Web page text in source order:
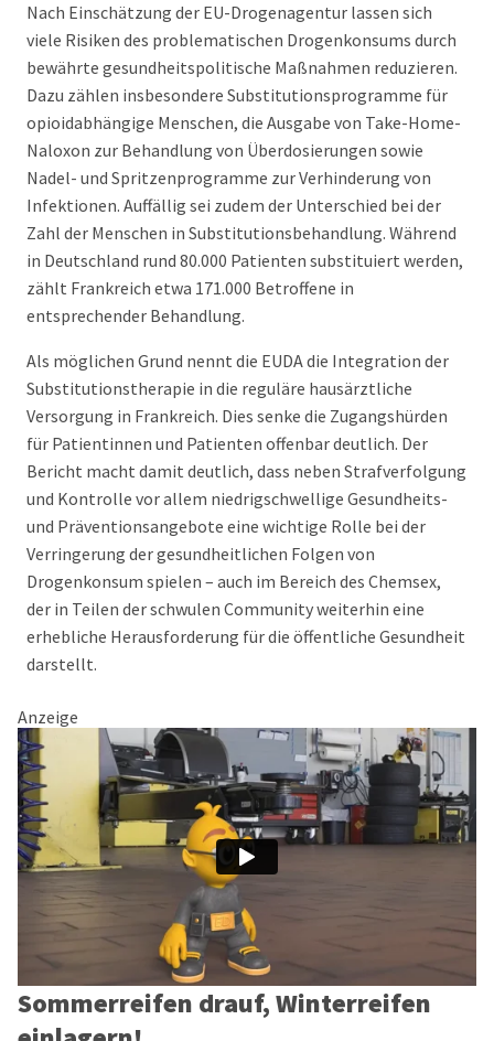
Nach Einschätzung der EU-Drogenagentur lassen sich
viele Risiken des problematischen Drogenkonsums durch
bewährte gesundheitspolitische Maßnahmen reduzieren.
Dazu zählen insbesondere Substitutionsprogramme für
opioidabhängige Menschen, die Ausgabe von Take-Home-
Naloxon zur Behandlung von Überdosierungen sowie
Nadel- und Spritzenprogramme zur Verhinderung von
Infektionen. Auffällig sei zudem der Unterschied bei der
Zahl der Menschen in Substitutionsbehandlung. Während
in Deutschland rund 80.000 Patienten substituiert werden,
zählt Frankreich etwa 171.000 Betroffene in
entsprechender Behandlung.
Als möglichen Grund nennt die EUDA die Integration der
Substitutionstherapie in die reguläre hausärztliche
Versorgung in Frankreich. Dies senke die Zugangshürden
für Patientinnen und Patienten offenbar deutlich. Der
Bericht macht damit deutlich, dass neben Strafverfolgung
und Kontrolle vor allem niedrigschwellige Gesundheits-
und Präventionsangebote eine wichtige Rolle bei der
Verringerung der gesundheitlichen Folgen von
Drogenkonsum spielen – auch im Bereich des Chemsex,
der in Teilen der schwulen Community weiterhin eine
erhebliche Herausforderung für die öffentliche Gesundheit
darstellt.
Anzeige
Sommerreifen drauf, Winterreifen